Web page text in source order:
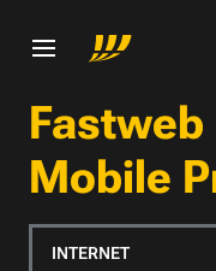
Fastweb
Mobile
INTERNET